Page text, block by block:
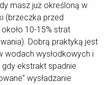
masz już określoną w
(brzeczka przed
10-15% strat
Dobrą praktyką jest
wodach wysłodkowych i
gdy ekstrakt spadnie
wysładzanie